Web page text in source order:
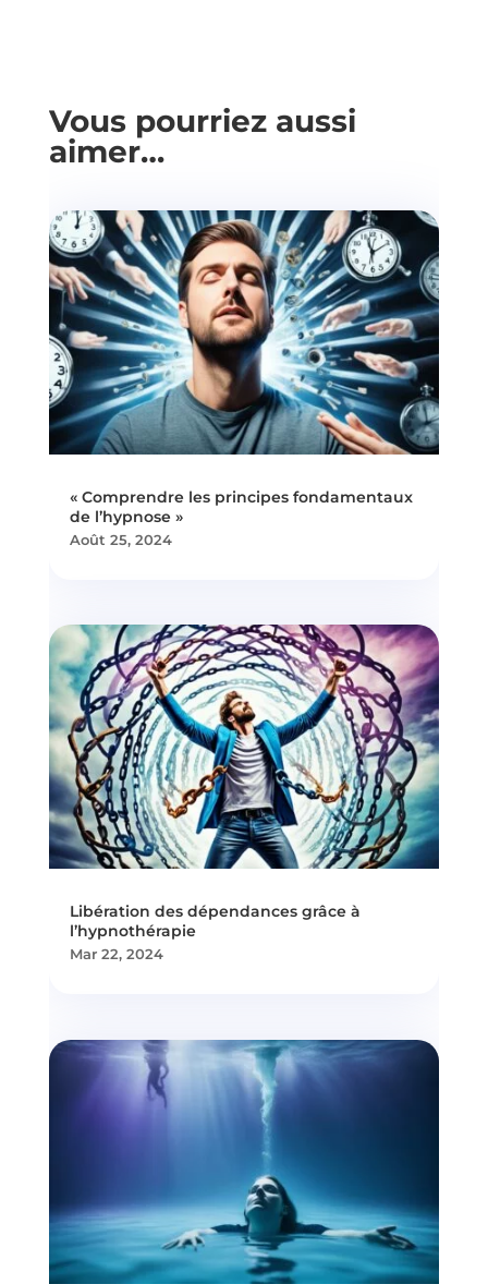
Vous pourriez aussi
aimer…
« Comprendre les principes fondamentaux
de l’hypnose »
Août 25, 2024
Libération des dépendances grâce à
l’hypnothérapie
Mar 22, 2024